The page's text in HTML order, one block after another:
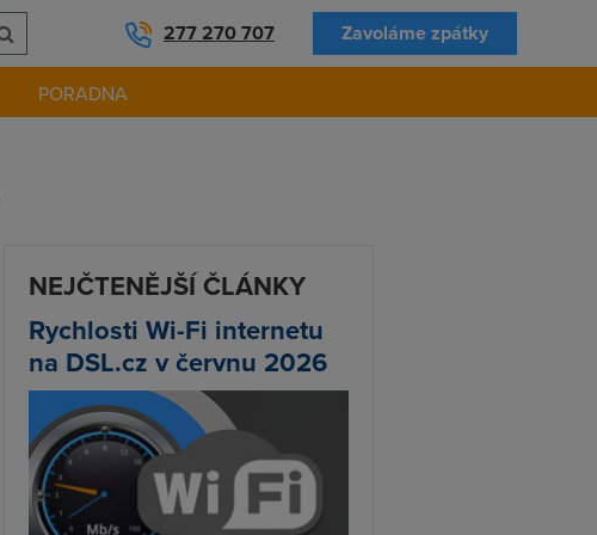
277 270 707 Zavoláme zpátky
PORADNA
NEJČTENĚJŠÍ ČLÁNKY
Rychlosti Wi-Fi internetu
na DSL.cz v červnu 2026